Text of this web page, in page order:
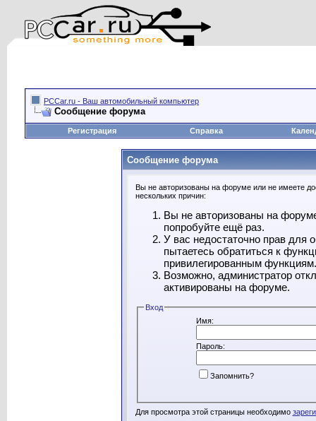
PCCar.ru - Ваш автомобильный компьютер
Сообщение форума
Регистрация Справка
Сообщение форума
Вы не авторизованы на форуме или не имеете
нескольких причин:
Вы не авторизованы на
попробуйте ещё раз.
У вас недостаточно прав для
пытаетесь обратиться к
привилегированным функциям.
Возможно, администратор
активированы на форуме.
Вход
Имя:
Пароль:
Запомнить?
Для просмотра этой страницы необходимо